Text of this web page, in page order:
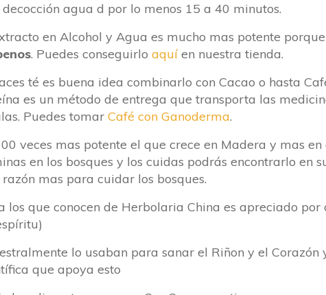
agua d por lo menos 15 a 40 minutos.
en Alcohol y Agua es mucho mas potente
. Puedes conseguirlo aquíen nuestra tienda.
té es buena idea combinarlo con Cacao o hasta
es un método de entrega que transporta las
Puedes tomar Café con Ganoderma.
veces mas potente el que crece en Madera y mas en
en los bosques y los cuidas podrás encontrarlo en
mas para cuidar los bosques.
los que conocen de Herbolaria China es apreciado por
lo usaban para sanar el Riñon y el Corazón
que apoya esto